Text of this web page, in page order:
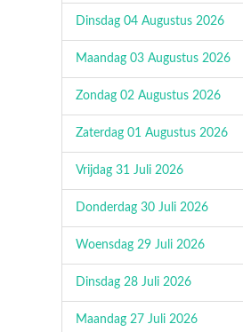
Dinsdag 04 Augustus 2026
Maandag 03 Augustus 2026
Zondag 02 Augustus 2026
Zaterdag 01 Augustus 2026
Vrijdag 31 Juli 2026
Donderdag 30 Juli 2026
Woensdag 29 Juli 2026
Dinsdag 28 Juli 2026
Maandag 27 Juli 2026